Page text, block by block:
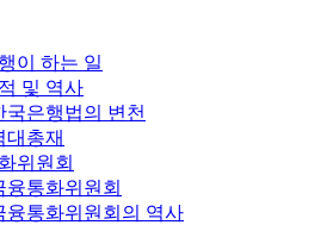
이 하는 일
및 역사
국은행법의 변천
대총재
위원회
융통화위원회
융통화위원회의 역사